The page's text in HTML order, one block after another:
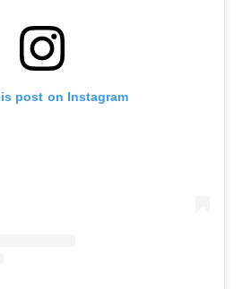
post on Instagram